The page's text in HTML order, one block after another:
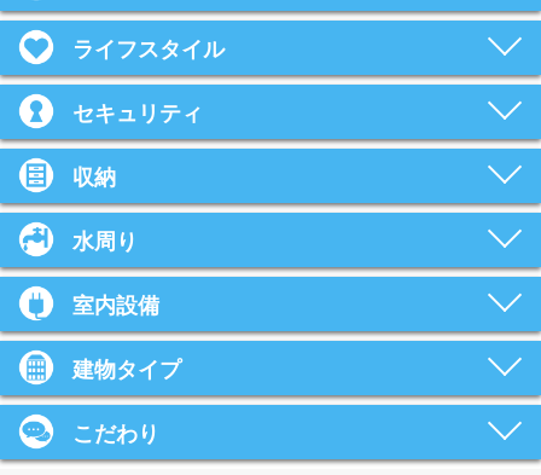
ライフスタイル
セキュリティ
収納
水周り
室内設備
建物タイプ
こだわり